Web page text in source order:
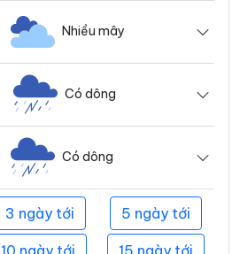
Nhiều mây
Có dông
Có dông
3 ngày tới 5 ngày tới
10 ngày tới 15 ngày tới